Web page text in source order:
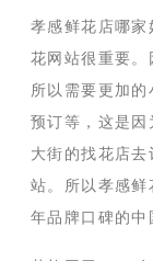
孝感鲜花店哪
花网站很重要。
所以需要更加
预订等，这是
大街的找花店
站。所以孝感
年品牌口碑的中